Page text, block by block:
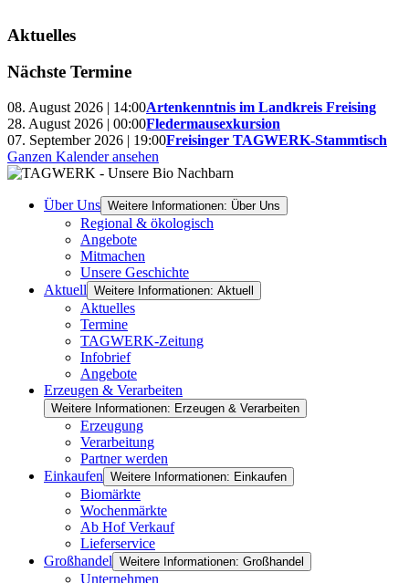
Aktuelles
Nächste Termine
08. August 2026 | 14:00Artenkenntnis im Landkreis Freising
28. August 2026 | 00:00Fledermausexkursion
07. September 2026 | 19:00Freisinger TAGWERK-Stammtisch
Ganzen Kalender ansehen
Über Uns Weitere Informationen: Über Uns
Regional & ökologisch
Angebote
Mitmachen
Unsere Geschichte
Aktuell Weitere Informationen: Aktuell
Aktuelles
Termine
TAGWERK-Zeitung
Infobrief
Angebote
Erzeugen & Verarbeiten
Weitere Informationen: Erzeugen & Verarbeiten
Erzeugung
Verarbeitung
Partner werden
Einkaufen Weitere Informationen: Einkaufen
Biomärkte
Wochenmärkte
Ab Hof Verkauf
Lieferservice
Großhandel Weitere Informationen: Großhandel
Unternehmen